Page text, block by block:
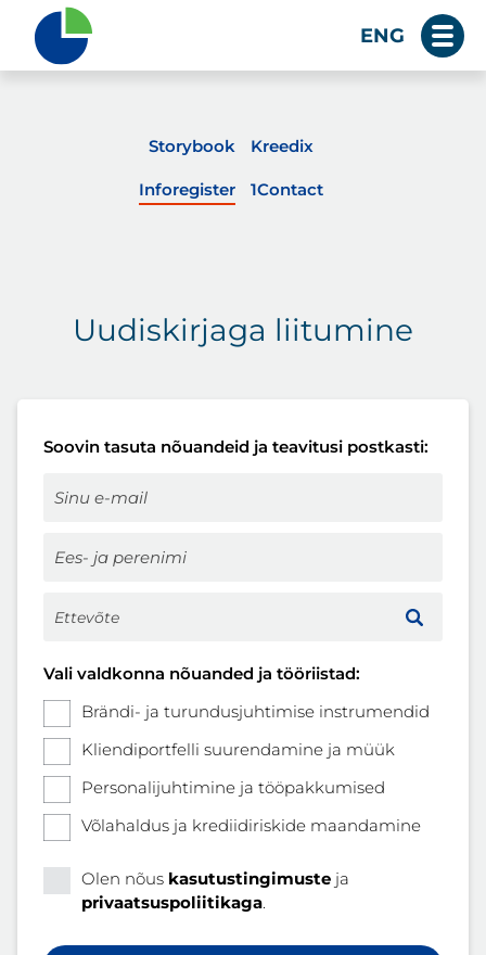
ENG
Storybook
Inforegister
Kreedix
1Contact
Uudiskirjaga liitumine
Soovin tasuta nõuandeid ja teavitusi postkasti:
Vali valdkonna nõuanded ja tööriistad:
Brändi- ja turundusjuhtimise instrumendid
Kliendiportfelli suurendamine ja müük
Personalijuhtimine ja tööpakkumised
Võlahaldus ja krediidiriskide maandamine
Olen nõus kasutustingimuste ja
privaatsuspoliitikaga.